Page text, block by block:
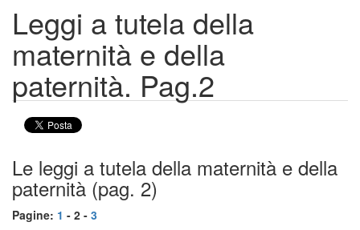
Leggi a tutela della
maternità e della
paternità. Pag.2
Le leggi a tutela della maternità e della
paternità (pag. 2)
Pagine: 1 - 2 - 3